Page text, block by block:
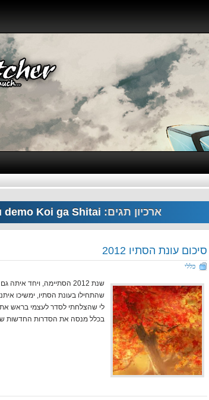
ארכיון תגים: Koi ga Shitai!
סיכום עונת הסתיו 2012
כללי
שנת 2012 הסתיימה, ויחד
שהתחילו בעונת הסתיו, ימשיכו
לי שהצלחתי לסדר לעצמי בראש את
בכלל מנסה את הסדרות החדשות